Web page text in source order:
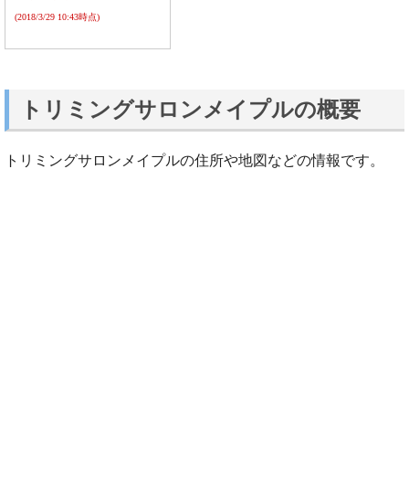
(2018/3/29 10:43時点)
トリミングサロンメイプルの概要
トリミングサロンメイプルの住所や地図などの情報です。